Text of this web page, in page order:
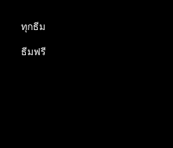
ทุกธีม
ธีมฟรี